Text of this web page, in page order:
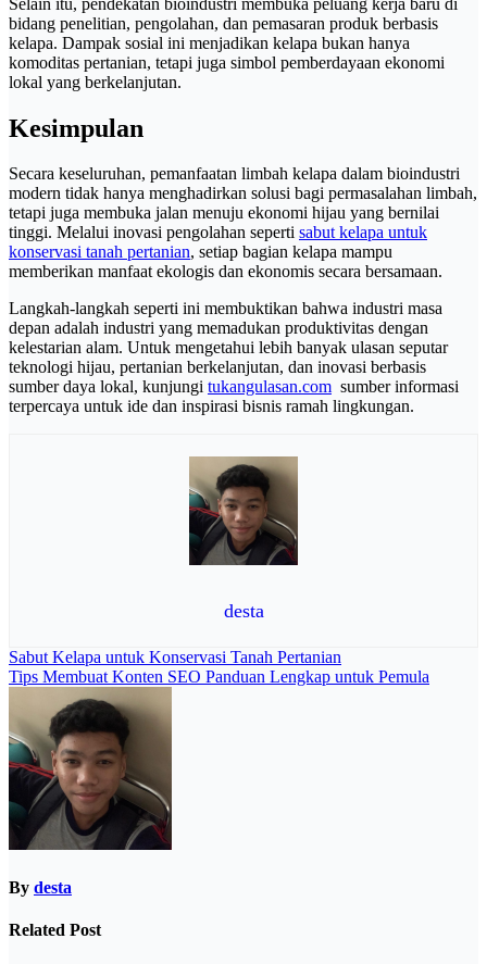
bidang penelitian, pengolahan, dan pemasaran produk berbasis
kelapa. Dampak sosial ini menjadikan kelapa bukan hanya
komoditas pertanian, tetapi juga simbol pemberdayaan ekonomi
lokal yang berkelanjutan.
Kesimpulan
Secara keseluruhan, pemanfaatan limbah kelapa dalam bioindustri
modern tidak hanya menghadirkan solusi bagi permasalahan limbah,
tetapi juga membuka jalan menuju ekonomi hijau yang bernilai
tinggi. Melalui inovasi pengolahan seperti sabut kelapa untuk
konservasi tanah pertanian, setiap bagian kelapa mampu
memberikan manfaat ekologis dan ekonomis secara bersamaan.
Langkah-langkah seperti ini membuktikan bahwa industri masa
depan adalah industri yang memadukan produktivitas dengan
kelestarian alam. Untuk mengetahui lebih banyak ulasan seputar
teknologi hijau, pertanian berkelanjutan, dan inovasi berbasis
sumber daya lokal, kunjungi tukangulasan.com sumber informasi
terpercaya untuk ide dan inspirasi bisnis ramah lingkungan.
desta
Navigasi
pos
Sabut Kelapa untuk Konservasi Tanah Pertanian
Tips Membuat Konten SEO Panduan Lengkap untuk Pemula
By desta
Related Post